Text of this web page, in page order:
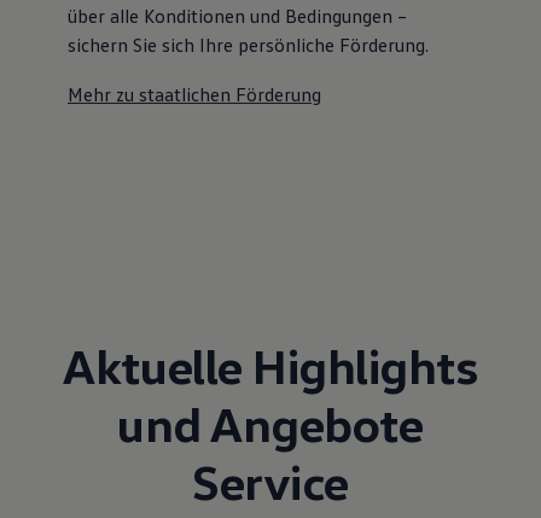
über alle Konditionen und Bedingungen –
sichern Sie sich Ihre persönliche Förderung.
Mehr zu staatlichen Förderung
Aktuelle Highlights
und Angebote
Service